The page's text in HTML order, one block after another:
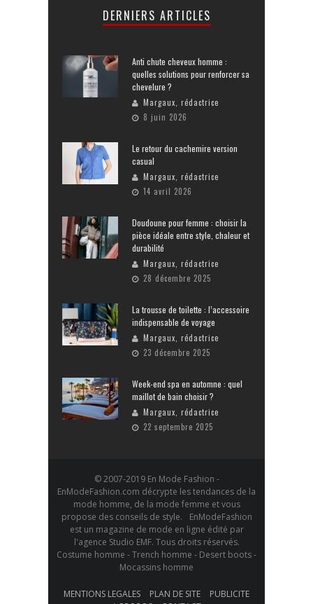
DERNIERS ARTICLES
Anti chute cheveux homme :
quelles solutions pour renforcer sa
chevelure ?
Margaux, rédactrice
8 juin 2026
Le retour du cachemire version
casual
Margaux, rédactrice
14 avril 2026
Doudoune pour femme : choisir la
pièce idéale entre style, chaleur et
durabilité
Margaux, rédactrice
28 décembre 2025
La trousse de toilette : l’accessoire
indispensable de voyage
Margaux, rédactrice
23 décembre 2025
Week-end spa en automne : quel
maillot de bain choisir ?
Margaux, rédactrice
22 septembre 2025
© 2007-2019 En Mode Fashion -
EnModeFashion.com décrypte les tendances de la
mode homme, de la mode femme et vous
propose des conseils de style. EnModeFashion
est un magazine de mode en ligne édité par
l'agence Studio EMF. Tous droits réservés.
Costume homme - Trench homme - Desert boots -
Mocassins homme
MENTIONS LEGALES PLAN DE SITE
PUBLICITE